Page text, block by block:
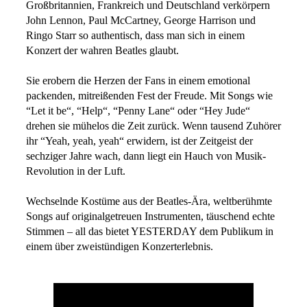
Großbritannien, Frankreich und Deutschland verkörpern
John Lennon, Paul McCartney, George Harrison und
Ringo Starr so authentisch, dass man sich in einem
Konzert der wahren Beatles glaubt.
Sie erobern die Herzen der Fans in einem emotional
packenden, mitreißenden Fest der Freude. Mit Songs wie
“Let it be“, “Help“, “Penny Lane“ oder “Hey Jude“
drehen sie mühelos die Zeit zurück. Wenn tausend Zuhörer
ihr “Yeah, yeah, yeah“ erwidern, ist der Zeitgeist der
sechziger Jahre wach, dann liegt ein Hauch von Musik-
Revolution in der Luft.
Wechselnde Kostüme aus der Beatles-Ära, weltberühmte
Songs auf originalgetreuen Instrumenten, täuschend echte
Stimmen – all das bietet YESTERDAY dem Publikum in
einem über zweistündigen Konzerterlebnis.